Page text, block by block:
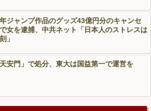
ジャンプ作品のグッズ43億円分のキャンセ
女を逮捕、中共ネット「日本人のストレスは
」
天安門」で処分、東大は国益第一で運営を